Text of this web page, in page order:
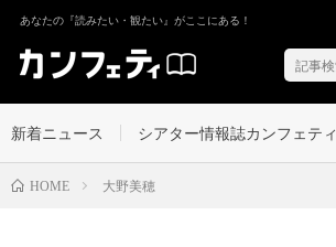
あなたの『読みたい・観たい』がここにある！
新着ニュース シアター情報誌カンフェティ
HOME 大野美穂